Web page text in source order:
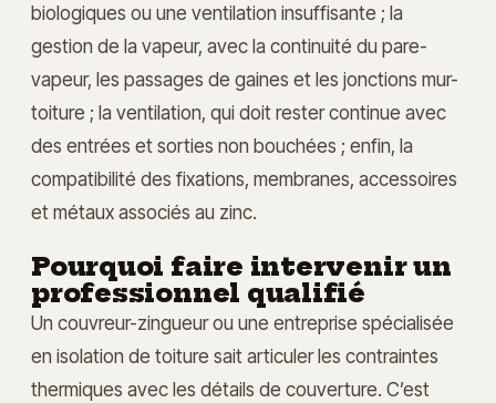
biologiques ou une ventilation insuffisante ; la
gestion de la vapeur, avec la continuité du pare-
vapeur, les passages de gaines et les jonctions mur-
toiture ; la ventilation, qui doit rester continue avec
des entrées et sorties non bouchées ; enfin, la
compatibilité des fixations, membranes, accessoires
et métaux associés au zinc.
Pourquoi faire intervenir un
professionnel qualifié
Un couvreur-zingueur ou une entreprise spécialisée
en isolation de toiture sait articuler les contraintes
thermiques avec les détails de couverture. C’est